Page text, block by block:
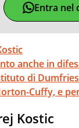
Entra nel
anche in
di Dumfries
Cuffy, e
Kostic